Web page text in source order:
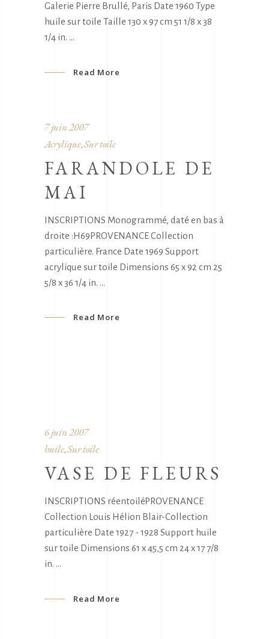
Galerie Pierre Brullé, Paris Date 1960 Type
huile sur toile Taille 130 x 97 cm 51 1/8 x 38
1/4 in.
Read More
7 juin 2007
Acrylique, Sur toile
FARANDOLE DE
MAI
INSCRIPTIONS Monogrammé, daté en bas à
droite :H69PROVENANCE Collection
particulière. France Date 1969 Support
acrylique sur toile Dimensions 65 x 92 cm 25
5/8 x 36 1/4 in.
Read More
6 juin 2007
huile, Sur toile
VASE DE FLEURS
INSCRIPTIONS réentoiléPROVENANCE
Collection Louis Hélion Blair-Collection
particulière Date 1927 - 1928 Support huile
sur toile Dimensions 61 x 45,5 cm 24 x 17 7/8
in.
Read More